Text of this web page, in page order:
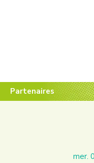
Partenaires
mer.